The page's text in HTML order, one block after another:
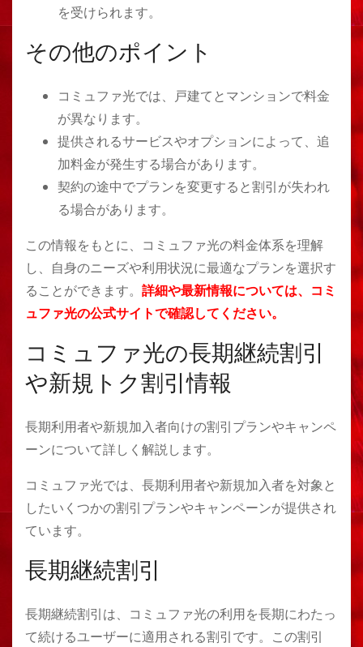
を受けられます。
その他のポイント
コミュファ光では、戸建てとマンションで料金
が異なります。
提供されるサービスやオプションによって、追
加料金が発生する場合があります。
契約の途中でプランを変更すると割引が失われ
る場合があります。
この情報をもとに、コミュファ光の料金体系を理解
し、自身のニーズや利用状況に最適なプランを選択す
ることができます。 詳細や最新情報については、コミ
ュファ光の公式サイトで確認してください​​​​​​。
コミュファ光の長期継続割引
や新規トク割引情報
長期利用者や新規加入者向けの割引プランやキャンペ
ーンについて詳しく解説します。
コミュファ光では、長期利用者や新規加入者を対象と
したいくつかの割引プランやキャンペーンが提供され
ています。
長期継続割引
長期継続割引は、コミュファ光の利用を長期にわたっ
て続けるユーザーに適用される割引です。この割引